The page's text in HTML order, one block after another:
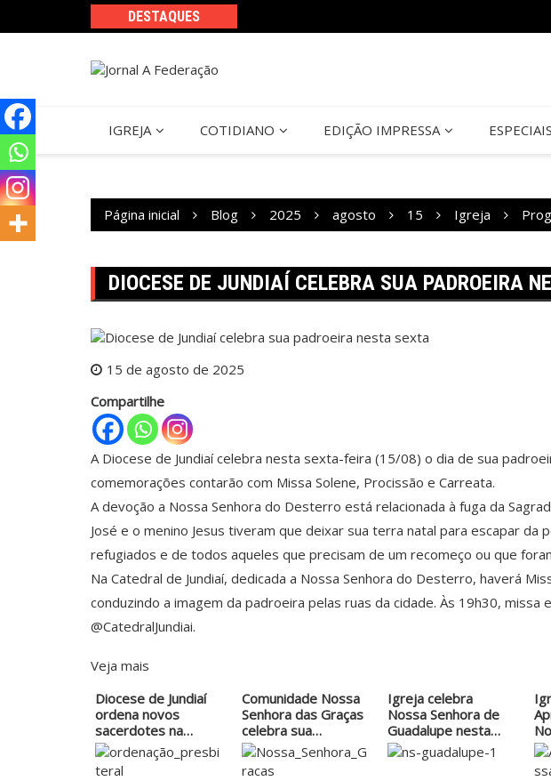
DESTAQUES
IGREJA COTIDIANO EDIÇÃO IMPRESSA ESPECIAIS
Página inicial Blog 2025 agosto 15 Igreja
DIOCESE DE JUNDIAÍ CELEBRA SUA PADROEIRA
15 de agosto de 2025
Compartilhe
A Diocese de Jundiaí celebra nesta sexta-feira (15/08) o dia de sua
comemorações contarão com Missa Solene, Procissão e Carreata.
A devoção a Nossa Senhora do Desterro está relacionada à fuga da
José e o menino Jesus tiveram que deixar sua terra natal para escapar
refugiados e de todos aqueles que precisam de um recomeço ou que
Na Catedral de Jundiaí, dedicada a Nossa Senhora do Desterro, haverá
conduzindo a imagem da padroeira pelas ruas da cidade. Às 19h30,
@CatedralJundiai.
Veja mais
Diocese de Jundiaí
ordena novos
sacerdotes na
próxima sexta
Comunidade Nossa
Senhora das Graças
celebra sua
padroeira
Igreja celebra
Nossa Senhora de
Guadalupe nesta
sexta